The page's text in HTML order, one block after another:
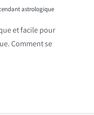
astrologique
et facile pour
Comment se